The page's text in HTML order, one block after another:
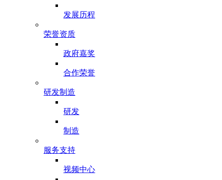
发展历程
荣誉资质
政府嘉奖
合作荣誉
研发制造
研发
制造
服务支持
视频中心